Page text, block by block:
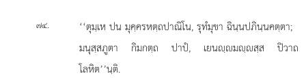
๗๔.
‘‘ตุมฺเห ปน มุคฺครหตฺถปาณิโน, รุทํมุขา ฉินฺนปภินฺนคตฺตา;
มนุสฺสภูตา กิมกตฺถ ปาปํ, เยนฺมฺสฺส ปิวาถ
โลหิต’’นฺติ.